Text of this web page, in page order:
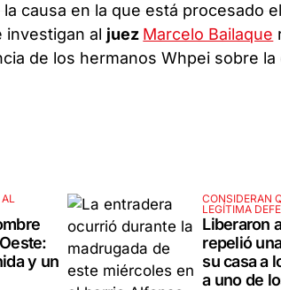
causa en la que está procesado
investigan al juez Marcelo Bailaque
de los hermanos Whpei sobre la
y un
CONSIDERAN
LEGÍTIMA
Liberaron
repelió
su casa a
a uno de